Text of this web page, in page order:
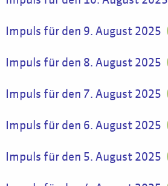
Impuls für den 9. August 2025
Impuls für den 8. August 2025
Impuls für den 7. August 2025
Impuls für den 6. August 2025
Impuls für den 5. August 2025